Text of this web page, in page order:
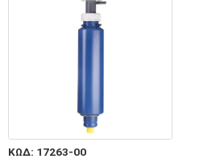
ΚΩΔ: 17263-00